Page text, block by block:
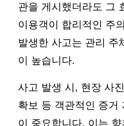
관을 게시했더라도 그
이용객이 합리적인 주
발생한 사고는 관리 주
이 높습니다.
사고 발생 시, 현장 사
확보 등 객관적인 증거
이 중요합니다. 이는